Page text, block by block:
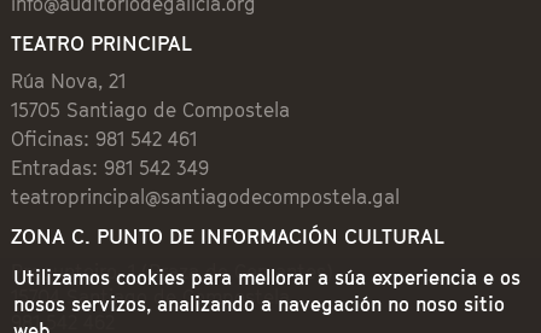
TEATRO PRINCIPAL
Rúa Nova, 21
15705 Santiago de Compostela
Oficinas: 981 542 461
Entradas: 981 542 349
teatroprincipal@santiagodecompostela.gal
ZONA C. PUNTO DE INFORMACIÓN CULTURAL
Preguntoiro, 1 (Praza de Cervantes)
15704 Santiago de Compostela
981 542 462
Utilizamos cookies para mellorar a súa experiencia e os
nosos servizos, analizando a navegación no noso sitio